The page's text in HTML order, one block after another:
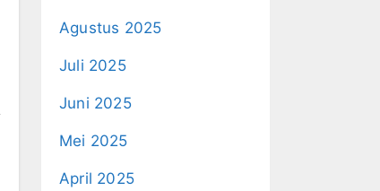
Agustus 2025
Juli 2025
Juni 2025
Mei 2025
April 2025